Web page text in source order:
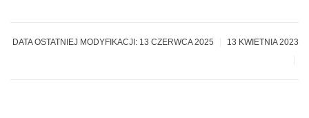
DATA OSTATNIEJ MODYFIKACJI: 13 CZERWCA 2025 13 KWIETNIA 2023